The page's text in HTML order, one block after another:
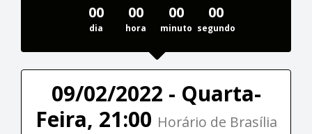
00
dia
00
hora
00
minuto
00
segundo
09/02/2022 - Quarta-
Feira, 21:00 Horário de Brasília